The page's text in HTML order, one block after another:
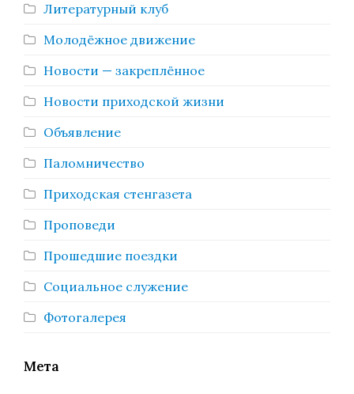
Литературный клуб
Молодёжное движение
Новости — закреплённое
Новости приходской жизни
Объявление
Паломничество
Приходская стенгазета
Проповеди
Прошедшие поездки
Социальное служение
Фотогалерея
Мета